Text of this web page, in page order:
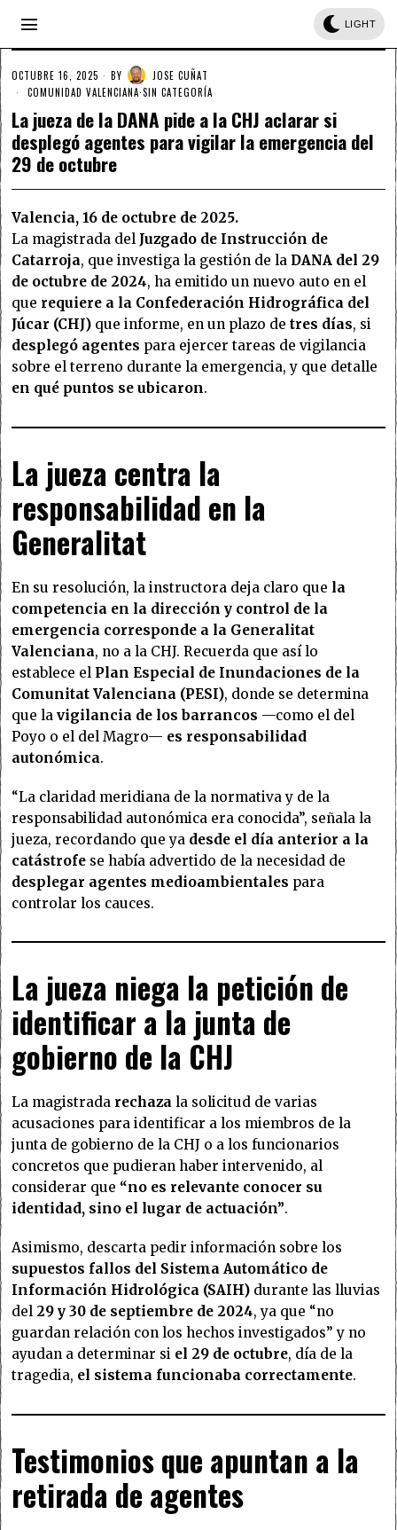
LIGHT
OCTUBRE 16, 2025 BY
JOSE CUÑAT
COMUNIDAD VALENCIANA·SIN CATEGORÍA
La jueza de la DANA pide a la CHJ aclarar si
desplegó agentes para vigilar la emergencia del
29 de octubre
Valencia, 16 de octubre de 2025.
La magistrada del Juzgado de Instrucción de
Catarroja, que investiga la gestión de la DANA del 29
de octubre de 2024, ha emitido un nuevo auto en el
que requiere a la Confederación Hidrográfica del
Júcar (CHJ) que informe, en un plazo detres días, si
desplegó agentes para ejercer tareas de vigilancia
sobre el terreno durante la emergencia, y que detalle
en qué puntos se ubicaron.
La jueza centra la
responsabilidad en la
Generalitat
En su resolución, la instructora deja claro que la
competencia en la dirección y control de la
emergencia corresponde a la Generalitat
Valenciana, no a la CHJ. Recuerda que así lo
establece el Plan Especial de Inundaciones de la
Comunitat Valenciana (PESI), donde se determina
que lavigilancia de los barrancos —como el del
Poyo o el del Magro— es responsabilidad
autonómica.
“La claridad meridiana de la normativa y de la
responsabilidad autonómica era conocida”, señala la
jueza, recordando que ya desde el día anterior a la
catástrofe se había advertido de la necesidad de
desplegar agentes medioambientales para
controlar los cauces.
La jueza niega la petición de
identificar a la junta de
gobierno de la CHJ
La magistrada rechaza la solicitud de varias
acusaciones para identificar a los miembros de la
junta de gobierno de la CHJ o a los funcionarios
concretos que pudieran haber intervenido, al
considerar que “no es relevante conocer su
identidad, sino el lugar de actuación”.
Asimismo, descarta pedir información sobre los
supuestos fallos del Sistema Automático de
Información Hidrológica (SAIH) durante las lluvias
del29 y 30 de septiembre de 2024, ya que “no
guardan relación con los hechos investigados” y no
ayudan a determinar si el 29 de octubre, día de la
tragedia, el sistema funcionaba correctamente.
Testimonios que apuntan a la
retirada de agentes